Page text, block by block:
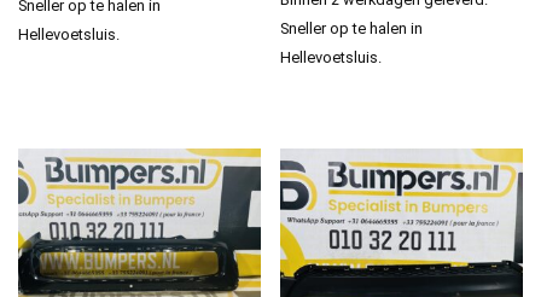
Sneller op te halen in
Hellevoetsluis.
Sneller op te halen in
Hellevoetsluis.